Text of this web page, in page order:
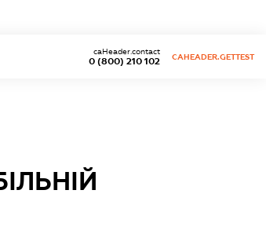
0 (800) 210 102
caHeader.contact
CAHEADER.GETTEST